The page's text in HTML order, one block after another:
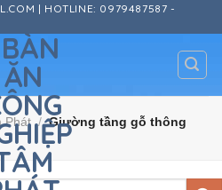
| HOTLINE: 0979487587 -
Phát / Giường tầng gỗ thông